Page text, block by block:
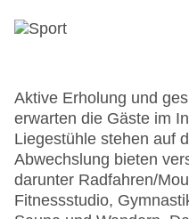
Aktive Erholung und
erwarten die Gäste im
Liegestühle stehen auf
Abwechslung bieten
darunter Radfahren/
Fitnessstudio,